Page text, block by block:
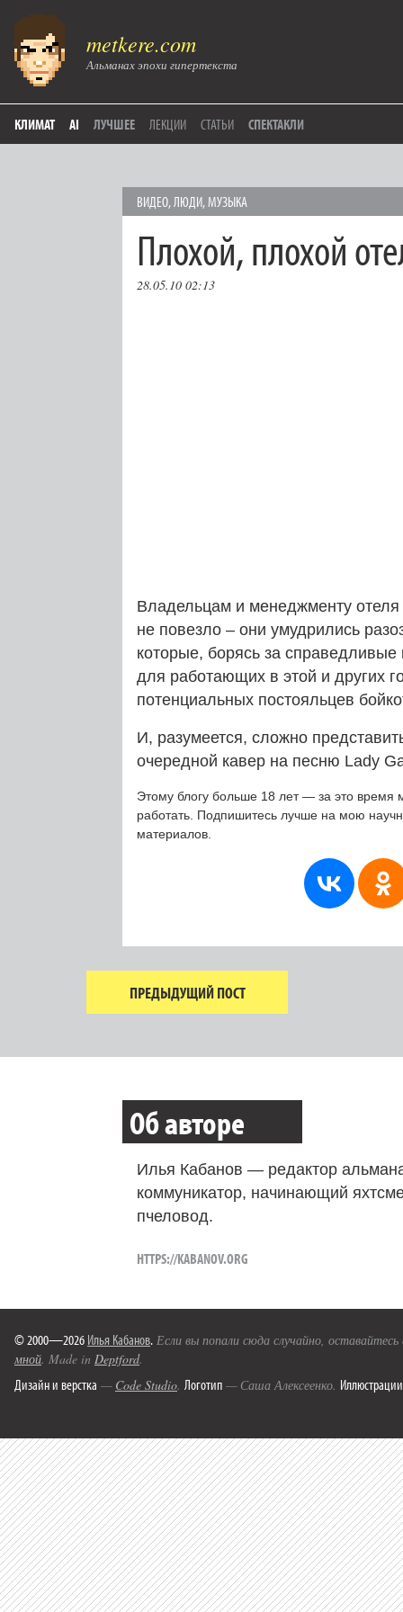
metkere.com
Альманах эпохи гипертекста
КЛИМАТ AI ЛУЧШЕЕ ЛЕКЦИИ СТАТЬИ СПЕКТАКЛИ
ВИДЕО,ЛЮДИ,МУЗЫКА
Плохой, плохой
28.05.10 02:13
Владельцам и менеджменту
не повезло – они умудрились
которые, борясь за справедливые
для работающих в этой и других
потенциальных постояльцев
И, разумеется, сложно
очередной кавер на песню Lady
Этому блогу больше 18 лет — за это время
работать. Подпишитесь лучше на мою
материалов.
ПРЕДЫДУЩИЙ ПОСТ
Об авторе
Илья Кабанов — редактор
коммуникатор, начинающий
пчеловод.
HTTPS://KABANOV.ORG
© 2000—2026 Илья Кабанов. Если вы попали сюда случайно,
мной. Made in Deptford.
Дизайн и верстка — Code Studio. Логотип — Саша Алексеенко. Иллюстрации